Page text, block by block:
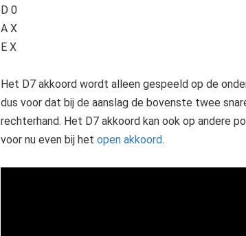
D 0
A X
E X
Het D7 akkoord wordt alleen gespeeld op de
dus voor dat bij de aanslag de bovenste twee
rechterhand. Het D7 akkoord kan ook op andere
voor nu even bij het open akkoord.